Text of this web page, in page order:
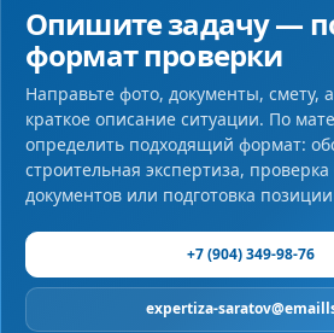
Опишите задачу —
формат проверки
Направьте фото, документы, смету,
краткое описание ситуации. По
определить подходящий формат:
строительная экспертиза,
документов или подготовка
+7 (904) 349-98-76
expertiza-